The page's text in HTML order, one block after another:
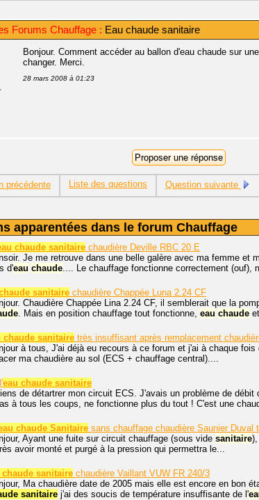
Forums Chauffage : Eau chaude sanitaire
Bonjour. Comment accéder au ballon d'eau chaude sur
changer. Merci.
28 mars 2008 à 01:23
précédente Liste des questions Question suivante
apparentées dans le forum Chauffage
chaude sanitaire chaudière Deville RBC 20 E
Je me retrouve dans une belle galère avec ma femme et
d'eau chaude.... Le chauffage fonctionne correctement (ouf),
sanitaire chaudière Chappée Luna 2.24 CF
Chaudière Chappée Lina 2.24 CF, il semblerait que la
. Mais en position chauffage tout fonctionne, eau chaude
chaude sanitaire très insuffisant après remplacement
à tous, J'ai déjà eu recours à ce forum et j'ai à chaque
ma chaudière au sol (ECS + chauffage central)....
eau chaude sanitaire
de détartrer mon circuit ECS. J'avais un problème de
à tous les coups, ne fonctionne plus du tout ! C'est une
chaude Sanitaire sans chauffage chaudière Saunier Duval
Ayant une fuite sur circuit chauffage (sous vide sanitaire
avoir monté et purgé à la pression qui permettra le...
chaude sanitaire chaudière Vaillant VUW FR 240/3
Ma chaudière date de 2005 mais elle est encore en bon
sanitaire j'ai des soucis de température insuffisante de l'